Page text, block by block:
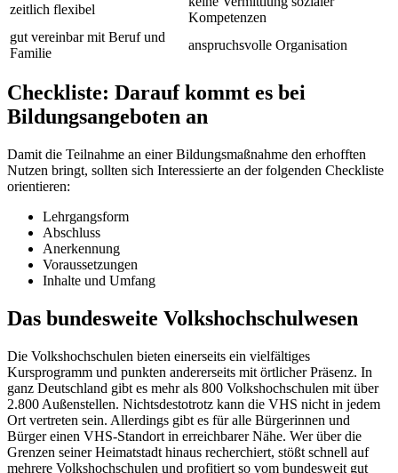
zeitlich flexibel
Kompetenzen
gut vereinbar mit Beruf und
Familie
anspruchsvolle Organisation
Checkliste: Darauf kommt es bei
Bildungsangeboten an
Damit die Teilnahme an einer Bildungsmaßnahme den erhofften
Nutzen bringt, sollten sich Interessierte an der folgenden Checkliste
orientieren:
Lehrgangsform
Abschluss
Anerkennung
Voraussetzungen
Inhalte und Umfang
Das bundesweite Volkshochschulwesen
Die Volkshochschulen bieten einerseits ein vielfältiges
Kursprogramm und punkten andererseits mit örtlicher Präsenz. In
ganz Deutschland gibt es mehr als 800 Volkshochschulen mit über
2.800 Außenstellen. Nichtsdestotrotz kann die VHS nicht in jedem
Ort vertreten sein. Allerdings gibt es für alle Bürgerinnen und
Bürger einen VHS-Standort in erreichbarer Nähe. Wer über die
Grenzen seiner Heimatstadt hinaus recherchiert, stößt schnell auf
mehrere Volkshochschulen und profitiert so vom bundesweit gut